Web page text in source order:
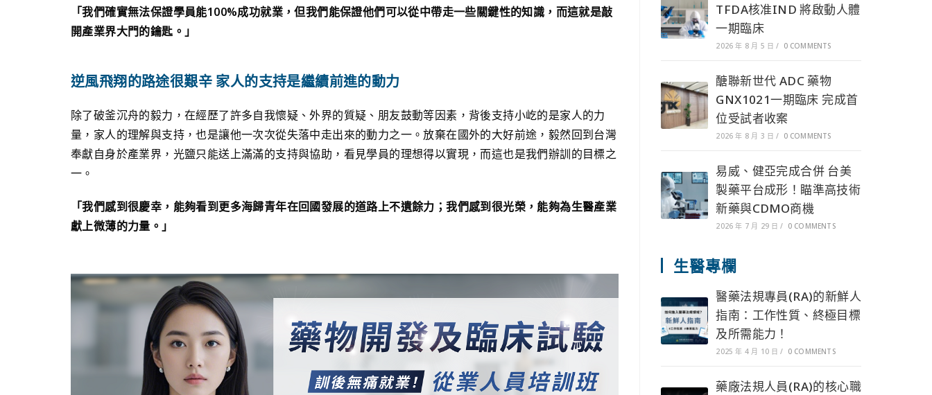
「我們確實無法保證學員能100%成功就業，但我們能保證他們可以從中帶走一些關鍵性的知識，而這就是敲
開產業界大門的鑰匙。」​
逆風飛翔的路途很艱辛 家人的支持是繼續前進的動力
除了破釜沉舟的毅力，在經歷了許多自我懷疑、外界的質疑、朋友鼓動等因素，背後支持小屹的是家人的力
量，家人的理解與支持，也是讓他一次次從失落中走出來的動力之一。放棄在國外的大好前途，毅然回到台灣
奉獻自身於產業界，光鹽只能送上滿滿的支持與協助，看見學員的理想得以實現，而這也是我們辦訓的目標之
一。​​
「我們感到很慶幸，能夠看到更多海歸青年在回國發展的道路上不遺餘力；我們感到很光榮，能夠為生醫產業
獻上微薄的力量。」​​
TFDA核准IND 將啟動人體
一期臨床
2026 年 8 月 5 日 / 0 COMMENTS
醣聯新世代 ADC 藥物
GNX1021一期臨床 完成首
位受試者收案
2026 年 8 月 3 日 / 0 COMMENTS
易威、健亞完成合併 台美
製藥平台成形！瞄準高技術
新藥與CDMO商機
2026 年 7 月 29 日 / 0 COMMENTS
生醫專欄
醫藥法規專員(RA)的新鮮人
指南：工作性質、終極目標
及所需能力！
2025 年 4 月 10 日 / 0 COMMENTS
藥廠法規人員(RA)的核心職